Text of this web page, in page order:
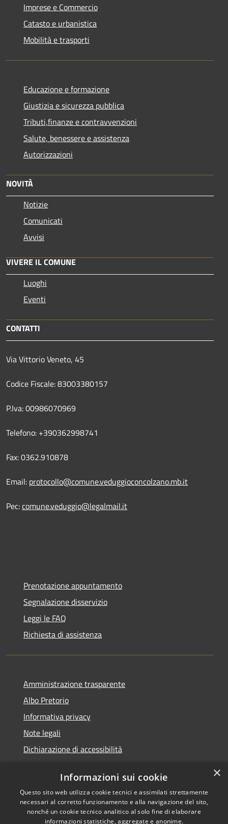
Imprese e Commercio
Catasto e urbanistica
Mobilità e trasporti
Educazione e formazione
Giustizia e sicurezza pubblica
Tributi,finanze e contravvenzioni
Salute, benessere e assistenza
Autorizzazioni
NOVITÀ
Notizie
Comunicati
Avvisi
VIVERE IL COMUNE
Luoghi
Eventi
CONTATTI
Via Vittorio Veneto, 45
Codice Fiscale: 83003380157
P.Iva: 00986070969
Telefono: +390362998741
Fax: 0362.910878
Email: protocollo@comune.veduggioconcolzano.mb.it
Pec:comune.veduggio@legalmail.it
Prenotazione appuntamento
Segnalazione disservizio
Leggi le FAQ
Richiesta di assistenza
Amministrazione trasparente
Albo Pretorio
Informativa privacy
Note legali
Dichiarazione di accessibilità
RSS
Accessibilità
Copyright © 2026 • Comune di
Veduggio con Colzano •
×
Informazioni sui cookie
Questo sito web utilizza cookie tecnici e assimilati strettamente
necessari al corretto funzionamento e alla navigazione del sito,
nonché un cookie tecnico analitico al solo fine di elaborare
informazioni statistiche, aggregate e anonime.